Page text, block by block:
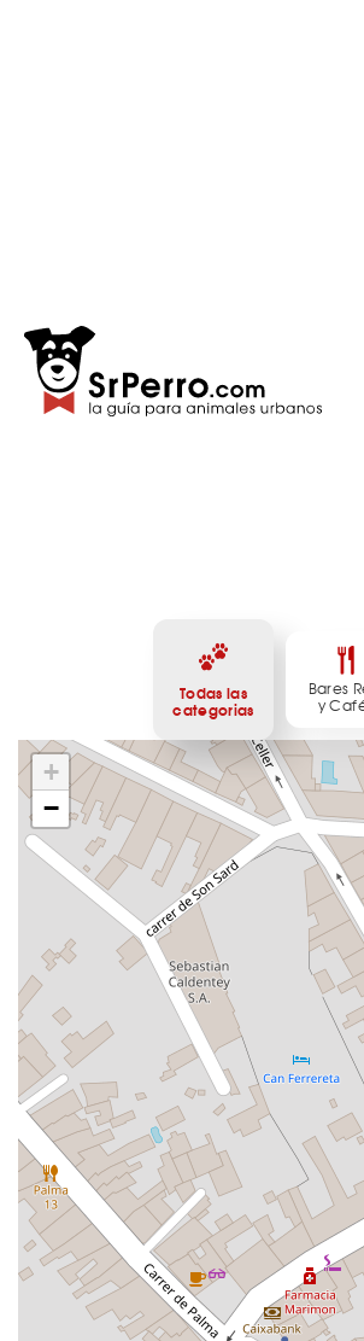
Todas las
categorias
Bares
y
+
−